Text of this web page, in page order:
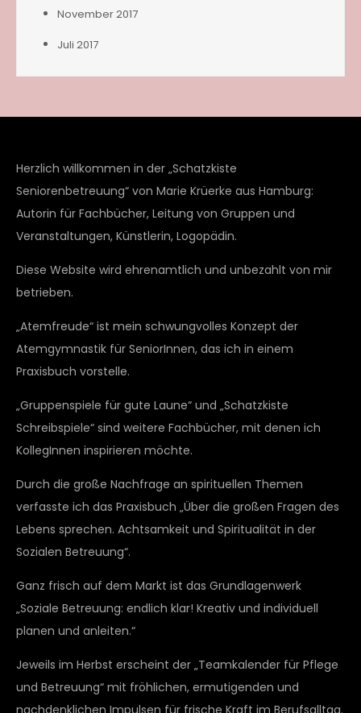
November 2017
Juli 2017
Herzlich willkommen in der „Schatzkiste
Seniorenbetreuung“ von Marie Krüerke aus Hamburg:
Autorin für Fachbücher, Leitung von Gruppen und
Veranstaltungen, Künstlerin, Logopädin.
Diese Website wird ehrenamtlich und unbezahlt von mir
betrieben.
„Atemfreude“ ist mein schwungvolles Konzept der
Atemgymnastik für SeniorInnen, das ich in einem
Praxisbuch vorstelle.
„Gruppenspiele für gute Laune“ und „Schatzkiste
Schreibspiele“ sind weitere Fachbücher, mit denen ich
KollegInnen inspirieren möchte.
Durch die große Nachfrage an spirituellen Themen
verfasste ich das Praxisbuch „Über die großen Fragen des
Lebens sprechen. Achtsamkeit und Spiritualität in der
Sozialen Betreuung“.
Ganz frisch auf dem Markt ist das Grundlagenwerk
„Soziale Betreuung: endlich klar! Kreativ und individuell
planen und anleiten.“
Jeweils im Herbst erscheint der „Teamkalender für Pflege
und Betreuung“ mit fröhlichen, ermutigenden und